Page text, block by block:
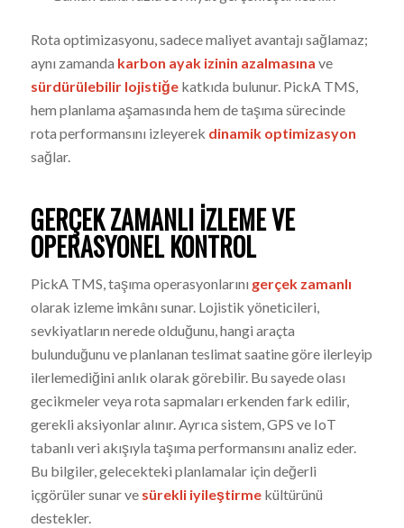
Rota optimizasyonu, sadece maliyet avantajı sağlamaz;
aynı zamanda karbon ayak izinin azalmasına ve
sürdürülebilir lojistiğekatkıda bulunur. PickA TMS,
hem planlama aşamasında hem de taşıma sürecinde
rota performansını izleyerek dinamik optimizasyon
sağlar.
GERÇEK ZAMANLI İZLEME VE
OPERASYONEL KONTROL
PickA TMS, taşıma operasyonlarını gerçek zamanlı
olarak izleme imkânı sunar. Lojistik yöneticileri,
sevkiyatların nerede olduğunu, hangi araçta
bulunduğunu ve planlanan teslimat saatine göre ilerleyip
ilerlemediğini anlık olarak görebilir. Bu sayede olası
gecikmeler veya rota sapmaları erkenden fark edilir,
gerekli aksiyonlar alınır. Ayrıca sistem, GPS ve IoT
tabanlı veri akışıyla taşıma performansını analiz eder.
Bu bilgiler, gelecekteki planlamalar için değerli
içgörüler sunar ve sürekli iyileştirmekültürünü
destekler.